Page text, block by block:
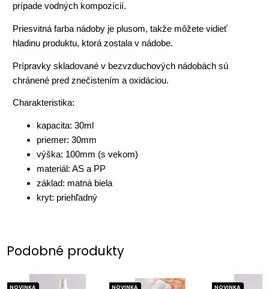
prípade vodných kompozícií.
Priesvitná farba nádoby je plusom, takže môžete vidieť
hladinu produktu, ktorá zostala v nádobe.
Prípravky skladované v bezvzduchových nádobách sú
chránené pred znečistením a oxidáciou.
Charakteristika:
kapacita: 30ml
priemer: 30mm
výška: 100mm (s vekom)
materiál: AS a PP
základ: matná biela
kryt: priehľadný
Podobné produkty
NOVINKA NOVINKA NOVINKA